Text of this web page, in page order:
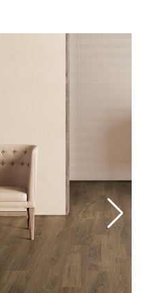
может
любых интерьеров,
до современных, в
вписывается
это могут быть
прихожие, ванные
материалами,
плиткой под камень,
Модули допускают
вразбежку,
и т. д. Широкая
подобрать наиболее
цветового
направления.
превосходит